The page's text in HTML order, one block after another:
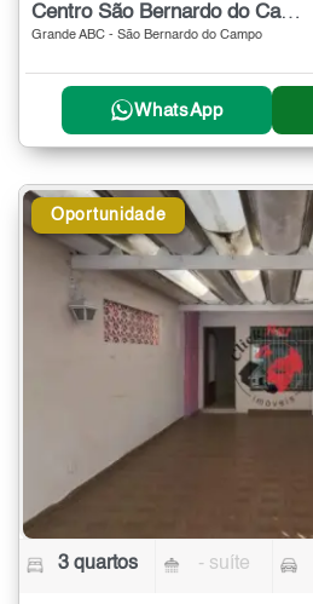
Centro São Bernardo do Campo
Grande ABC - São Bernardo do Campo
WhatsApp
Oportunidade
3 quartos - suíte